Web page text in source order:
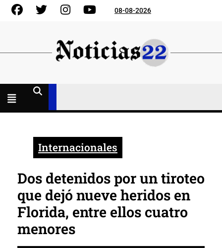
Skip
FacebookGorjeo InstagramYouTube08-08-2026
Internacionales
Dos detenidos por un tiroteo
que dejó nueve heridos en
Florida, entre ellos cuatro
menores